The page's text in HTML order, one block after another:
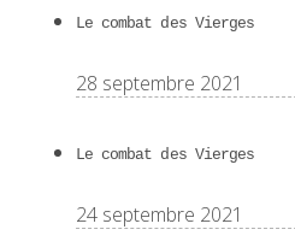
Le combat des Vierges
28 septembre 2021
Le combat des Vierges
24 septembre 2021